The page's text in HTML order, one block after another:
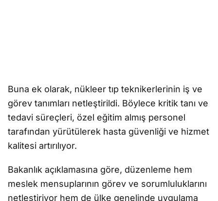
Buna ek olarak, nükleer tıp teknikerlerinin iş ve
görev tanımları netleştirildi. Böylece kritik tanı ve
tedavi süreçleri, özel eğitim almış personel
tarafından yürütülerek hasta güvenliği ve hizmet
kalitesi artırılıyor.
Bakanlık açıklamasına göre, düzenleme hem
meslek mensuplarının görev ve sorumluluklarını
netleştiriyor hem de ülke genelinde uygulama